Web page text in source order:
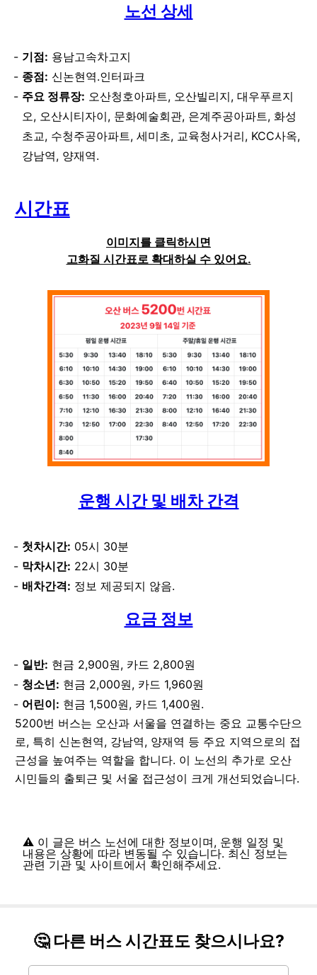
노선 상세
기점: 용남고속차고지
종점: 신논현역.인터파크
주요 정류장: 오산청호아파트, 오산빌리지, 대우푸르지
오, 오산시티자이, 문화예술회관, 은계주공아파트, 화성
초교, 수청주공아파트, 세미초, 교육청사거리, KCC사옥,
강남역, 양재역.
시간표
이미지를 클릭하시면
고화질 시간표로 확대하실 수 있어요.
운행 시간 및 배차 간격
첫차시간: 05시 30분
막차시간: 22시 30분
배차간격: 정보 제공되지 않음.
요금 정보
일반: 현금 2,900원, 카드 2,800원
청소년: 현금 2,000원, 카드 1,960원
어린이: 현금 1,500원, 카드 1,400원.
5200번 버스는 오산과 서울을 연결하는 중요 교통수단으
로, 특히 신논현역, 강남역, 양재역 등 주요 지역으로의 접
근성을 높여주는 역할을 합니다. 이 노선의 추가로 오산
시민들의 출퇴근 및 서울 접근성이 크게 개선되었습니다.
⚠️ 이 글은 버스 노선에 대한 정보이며, 운행 일정 및
내용은 상황에 따라 변동될 수 있습니다. 최신 정보는
관련 기관 및 사이트에서 확인해주세요.
🤔 다른 버스 시간표도 찾으시나요?